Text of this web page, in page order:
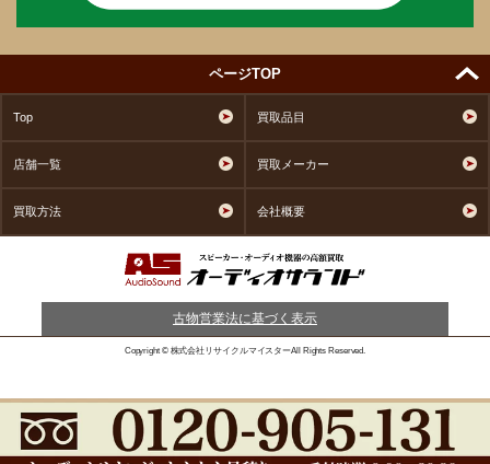
ページTOP
Top 買取品目
店舗一覧 買取メーカー
買取方法 会社概要
古物営業法に基づく表示
Copyright © 株式会社リサイクルマイスターAll Rights Reserved.